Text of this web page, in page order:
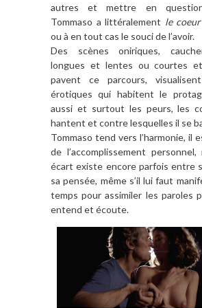
autres et mettre en
Tommaso a littéralement le
ou à en tout cas le souci de l’avoir.
Des scènes oniriques,
longues et lentes ou courtes
pavent ce parcours,
érotiques qui habitent le
aussi et surtout les peurs, les
hantent et contre lesquelles il se
Tommaso tend vers l’harmonie, il
de l’accomplissement
écart existe encore parfois entre
sa pensée, même s’il lui faut
temps pour assimiler les paroles
entend et écoute.